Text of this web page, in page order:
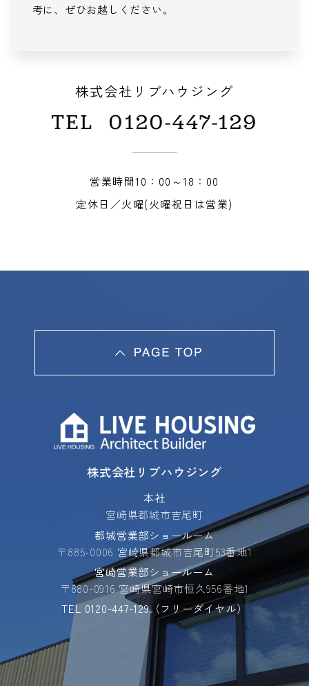
考に、ぜひお越しください。
株式会社リブハウジング
TEL 0120-447-129
営業時間10：00～18：00
定休日／火曜(火曜祝日は営業)
株式会社リブハウジング
本社
宮崎県都城市吉尾町
都城営業部ショールーム
〒885-0006 宮崎県都城市吉尾町53番地1
宮崎営業部ショールーム
〒880-0916 宮崎県宮崎市恒久956番地1
TEL 0120-447-129（フリーダイヤル）